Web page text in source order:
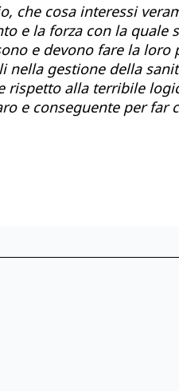
che cosa interessi
la forza con la quale
e devono fare la
gestione della
alla terribile
e conseguente per